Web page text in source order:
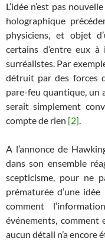
L’idée n’est pas
holographique
physiciens, et objet
certains d’entre eux à
surréalistes. Par
détruit par des forces
pare-feu quantique,
serait simplement
compte de rien [2].
A l’annonce de
dans son ensemble
scepticisme, pour ne
prématurée d’une
comment
événements, comment
aucun détail n’a encore